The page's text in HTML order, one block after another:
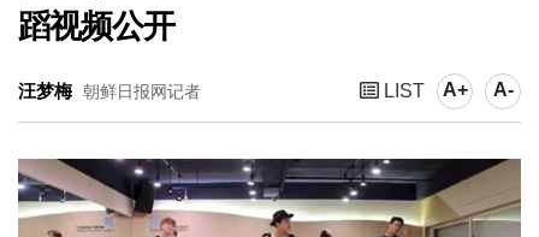
蹈视频公开
汪梦梅 朝鲜日报网记者 LIST A+ A-